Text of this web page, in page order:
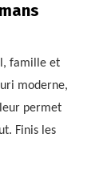
famille et
moderne,
permet
Finis les